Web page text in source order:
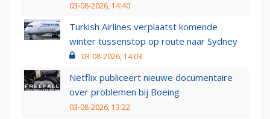
03-08-2026, 14:40
Turkish Airlines verplaatst komende
winter tussenstop op route naar Sydney
03-08-2026, 14:03
Netflix publiceert nieuwe documentaire
over problemen bij Boeing
03-08-2026, 13:22